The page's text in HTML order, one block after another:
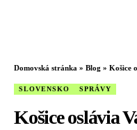
Domovská stránka » Blog » Košice
SLOVENSKO SPRÁVY
Košice oslávia